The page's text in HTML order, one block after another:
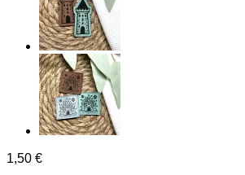
1,50 €